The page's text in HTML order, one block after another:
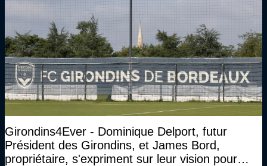
Girondins4Ever - Dominique Delport, futur
Président des Girondins, et James Bord,
propriétaire, s'expriment sur leur vision pour